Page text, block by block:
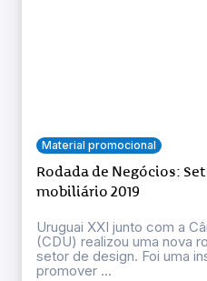
Material promocional
Rodada de Negócios:
mobiliário 2019
Uruguai XXI junto com a
(CDU) realizou uma nova
setor de design. Foi uma
promover ...